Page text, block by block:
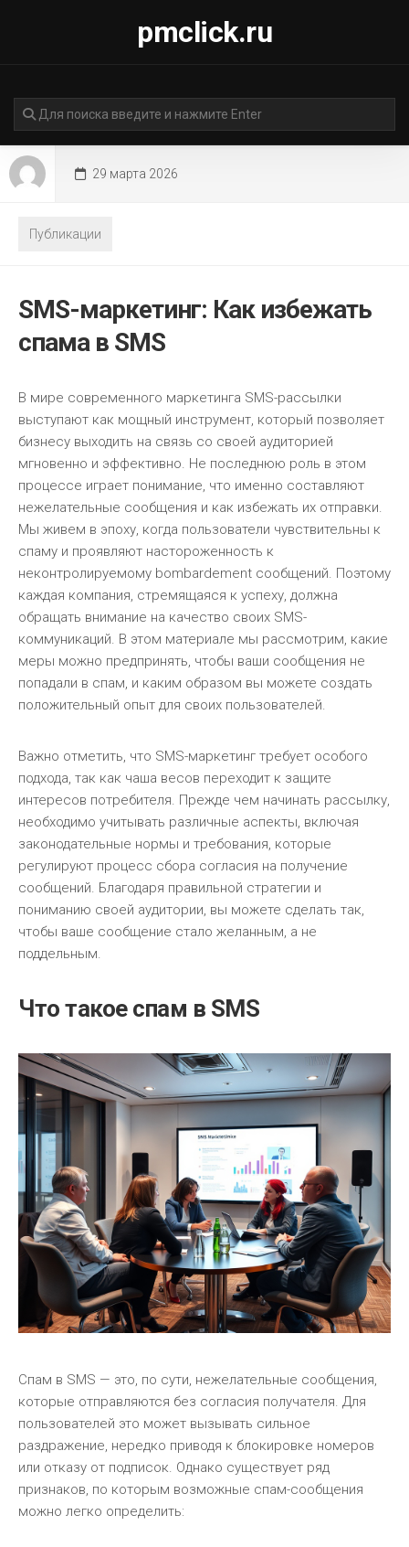
pmclick.ru
29 марта 2026
Публикации
SMS-маркетинг: Как избежать
спама в SMS
В мире современного маркетинга SMS-рассылки
выступают как мощный инструмент, который позволяет
бизнесу выходить на связь со своей аудиторией
мгновенно и эффективно. Не последнюю роль в этом
процессе играет понимание, что именно составляют
нежелательные сообщения и как избежать их отправки.
Мы живем в эпоху, когда пользователи чувствительны к
спаму и проявляют настороженность к
неконтролируемому bombardement сообщений. Поэтому
каждая компания, стремящаяся к успеху, должна
обращать внимание на качество своих SMS-
коммуникаций. В этом материале мы рассмотрим, какие
меры можно предпринять, чтобы ваши сообщения не
попадали в спам, и каким образом вы можете создать
положительный опыт для своих пользователей.
Важно отметить, что SMS-маркетинг требует особого
подхода, так как чаша весов переходит к защите
интересов потребителя. Прежде чем начинать рассылку,
необходимо учитывать различные аспекты, включая
законодательные нормы и требования, которые
регулируют процесс сбора согласия на получение
сообщений. Благодаря правильной стратегии и
пониманию своей аудитории, вы можете сделать так,
чтобы ваше сообщение стало желанным, а не
поддельным.
Что такое спам в SMS
Спам в SMS — это, по сути, нежелательные сообщения,
которые отправляются без согласия получателя. Для
пользователей это может вызывать сильное
раздражение, нередко приводя к блокировке номеров
или отказу от подписок. Однако существует ряд
признаков, по которым возможные спам-сообщения
можно легко определить: